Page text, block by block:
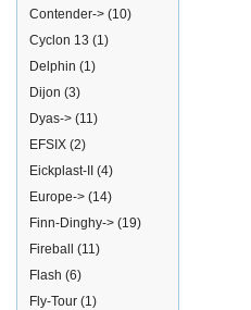
Contender-> (10)
Cyclon 13 (1)
Delphin (1)
Dijon (3)
Dyas-> (11)
EFSIX (2)
Eickplast-II
(4)
Europe-> (14)
Finn-Dinghy-> (19)
Fireball
(11)
Flash (6)
Fly-Tour (1)